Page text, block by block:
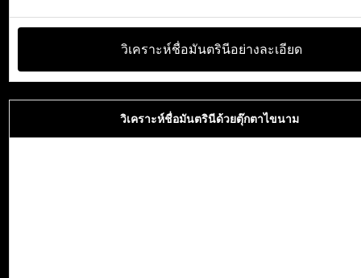
วิเคราะห์ชื่อมันตรินีอย่างละเอียด
วิเคราะห์ชื่อมันตรินีด้วยตุ๊กตาไขนาม